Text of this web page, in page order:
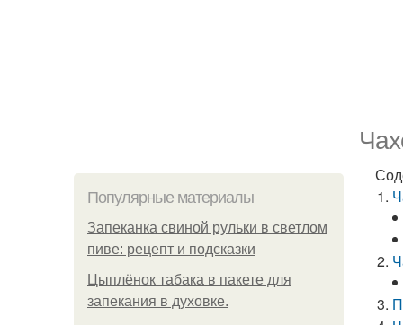
Популярные материалы
Запеканка свиной рульки в светлом
пиве: рецепт и подсказки
Цыплёнок табака в пакете для
запекания в духовке.